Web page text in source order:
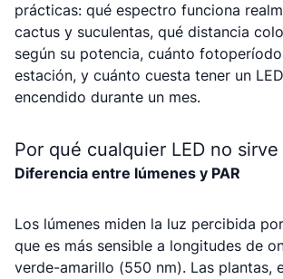
prácticas: qué espectro funciona
cactus y suculentas, qué distancia
según su potencia, cuánto
estación, y cuánto cuesta tener un
encendido durante un mes.
Por qué cualquier LED no
Diferencia entre lúmenes y PAR
Los lúmenes miden la luz percibida
que es más sensible a longitudes de
verde-amarillo (550 nm). Las plantas,